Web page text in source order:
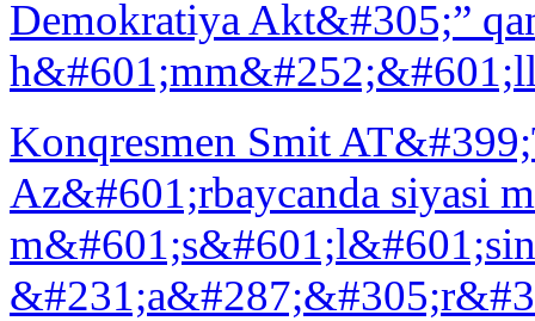
Demokratiya Akt&#305;”
Konqresmen Smit
Az&#601;rbaycanda siyasi